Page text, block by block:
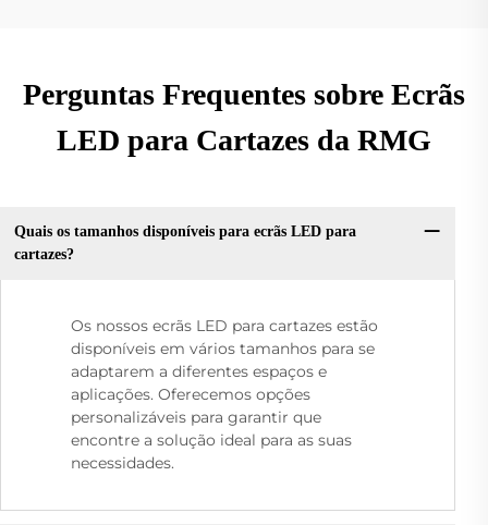
Perguntas Frequentes sobre Ecrãs
LED para Cartazes da RMG
Quais os tamanhos disponíveis para ecrãs LED para
cartazes?
Os nossos ecrãs LED para cartazes estão
disponíveis em vários tamanhos para se
adaptarem a diferentes espaços e
aplicações. Oferecemos opções
personalizáveis para garantir que
encontre a solução ideal para as suas
necessidades.